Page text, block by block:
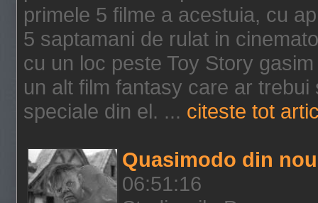
primele 5 filme a acestuia, cu
5 saptamani de rulat in
cu un loc peste Toy Story
un alt film fantasy care ar
speciale din el. ... citeste tot
Quasimodo din
06:51:16